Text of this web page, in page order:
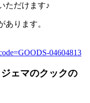
ただけます♪
ります。
04604813
ェマのクックの